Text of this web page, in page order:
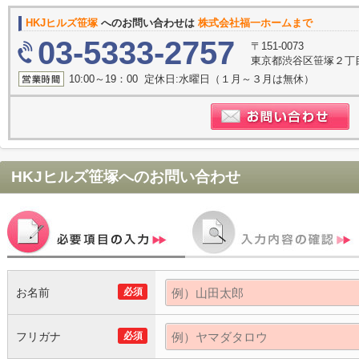
HKJヒルズ笹塚 へのお問い合わせは 株式会社福一ホームまで
03-5333-2757
〒151-0073
東京都渋谷区笹塚２
10:00～19：00 定休日:水曜日（１月～３月は無休）
HKJヒルズ笹塚へのお問い合わせ
必須
お名前
必須
フリガナ